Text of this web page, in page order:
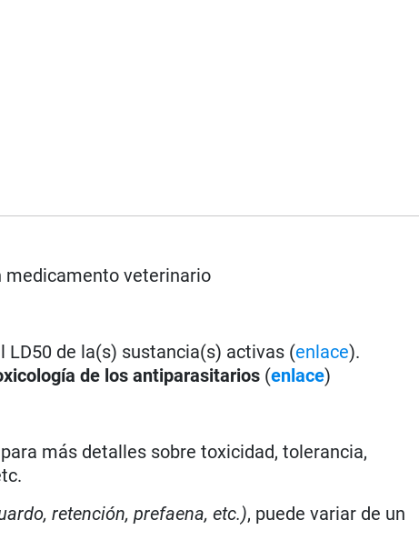
medicamento veterinario
LD50 de la(s) sustancia(s) activas (enlace).
de los antiparasitarios (enlace)
más detalles sobre toxicidad, tolerancia,
retención, prefaena, etc.), puede variar de un